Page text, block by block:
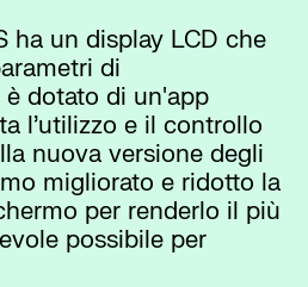
ha un display LCD che
di
dotato di un'app
l’utilizzo e il controllo
nuova versione degli
migliorato e ridotto la
per renderlo il più
possibile per